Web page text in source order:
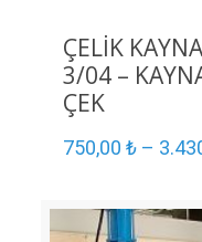
ÇELİK
3/04 –
ÇEK
750,00 ₺–